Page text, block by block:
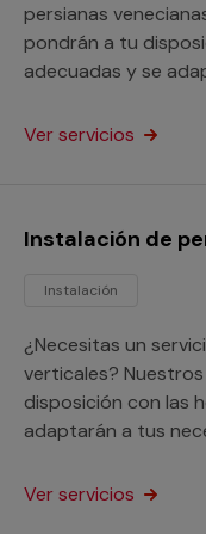
persianas
pondrán a tu
adecuadas y se
servicio está
Ver servicios
Instalación de
Instalación
¿Necesitas un
verticales?
disposición con las
adaptarán a tus
particulares y
Ver servicios